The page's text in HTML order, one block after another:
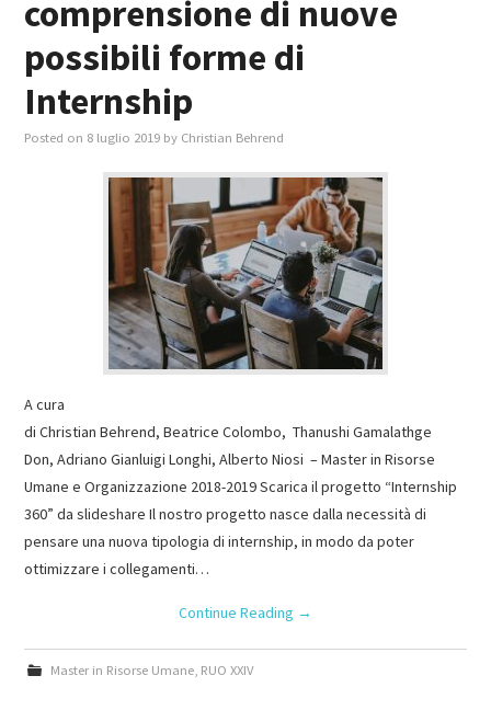
comprensione di nuove
possibili forme di
Internship
Posted on 8 luglio 2019 by Christian Behrend
A cura
di Christian Behrend, Beatrice Colombo, Thanushi Gamalathge
Don, Adriano Gianluigi Longhi, Alberto Niosi – Master in Risorse
Umane e Organizzazione 2018-2019 Scarica il progetto “Internship
360” da slideshare Il nostro progetto nasce dalla necessità di
pensare una nuova tipologia di internship, in modo da poter
ottimizzare i collegamenti…
Continue Reading →
Master in Risorse Umane, RUO XXIV